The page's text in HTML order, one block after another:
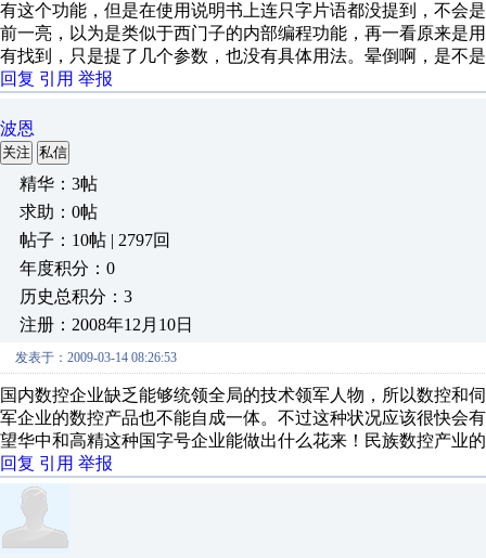
有这个功能，但是在使用说明书上连只字片语都没提到，不会
前一亮，以为是类似于西门子的内部编程功能，再一看原来是
有找到，只是提了几个参数，也没有具体用法。晕倒啊，是不
回复 引用 举报
波恩
关注 私信
精华：3帖
求助：0帖
帖子：10帖 | 2797回
年度积分：0
历史总积分：3
注册：2008年12月10日
发表于：2009-03-14 08:26:53
国内数控企业缺乏能够统领全局的技术领军人物，所以数控和
军企业的数控产品也不能自成一体。不过这种状况应该很快会
望华中和高精这种国字号企业能做出什么花来！民族数控产业
回复 引用 举报